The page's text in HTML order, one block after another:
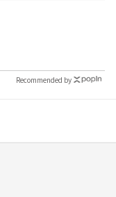
Recommended by